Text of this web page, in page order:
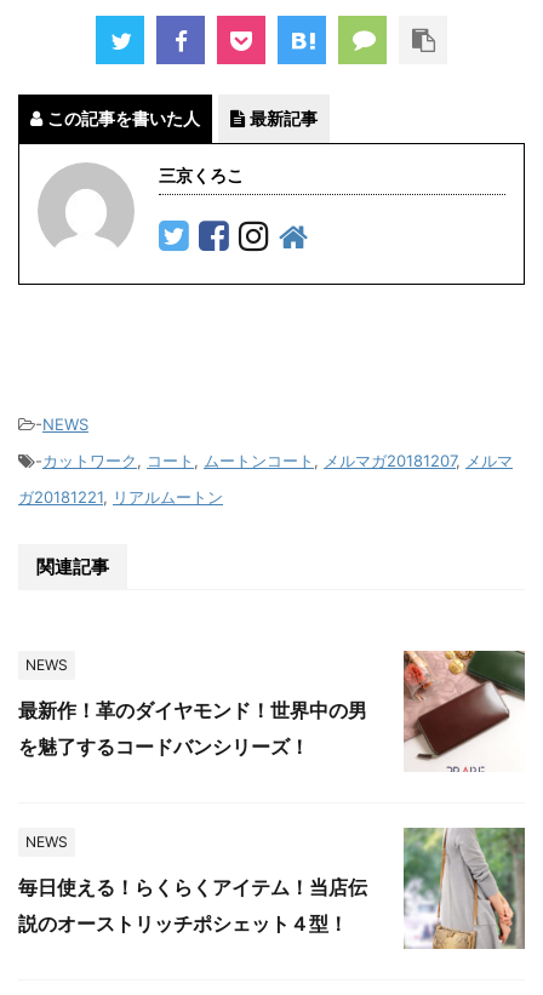
この記事を書いた人 最新記事
三京くろこ
-NEWS
-カットワーク, コート , ムートンコート , メルマガ20181207, メルマ
ガ20181221, リアルムートン
関連記事
NEWS
最新作！革のダイヤモンド！世界中の男
を魅了するコードバンシリーズ！
NEWS
毎日使える！らくらくアイテム！当店伝
説のオーストリッチポシェット４型！